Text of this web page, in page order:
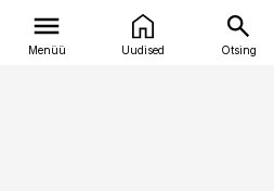
Menüü Uudised Otsing